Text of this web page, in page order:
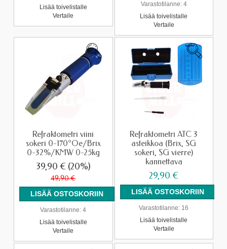
Lisää toivelistalle
Vertaile
Varastotilanne:4
Lisää toivelistalle
Vertaile
Refraktometri viini
sokeri 0-170°Oe/Brix
0-32%/KMW 0-25kg
39,90 € (20%)
49,90 €
Varastotilanne: 4
Lisää toivelistalle
Vertaile
Refraktometri ATC 3
asteikkoa (Brix, SG
sokeri, SG vierre)
kannettava
29,90 €
Varastotilanne: 16
Lisää toivelistalle
Vertaile